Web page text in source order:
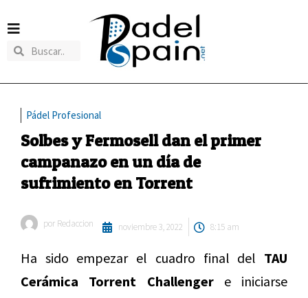
Pádel Profesional
Solbes y Fermosell dan el primer
campanazo en un día de
sufrimiento en Torrent
por Redaccion noviembre 3, 2022 8:15 am
Ha sido empezar el cuadro final del TAU
Cerámica Torrent Challengere iniciarse